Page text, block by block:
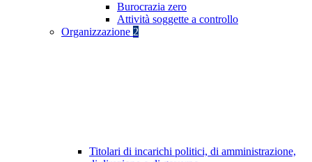
Burocrazia zero
Attività soggette a controllo
Organizzazione 2
Titolari di incarichi politici, di amministrazione,